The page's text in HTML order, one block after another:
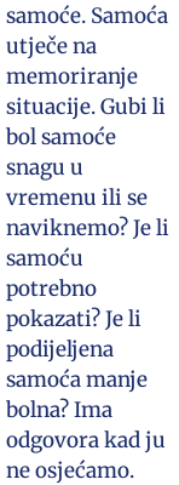
samoće. Samoća
utječe na
memoriranje
situacije. Gubi li
bol samoće
snagu u
vremenu ili se
naviknemo? Je li
samoću
potrebno
pokazati? Je li
podijeljena
samoća manje
bolna? Ima
odgovora kad ju
ne osjećamo.